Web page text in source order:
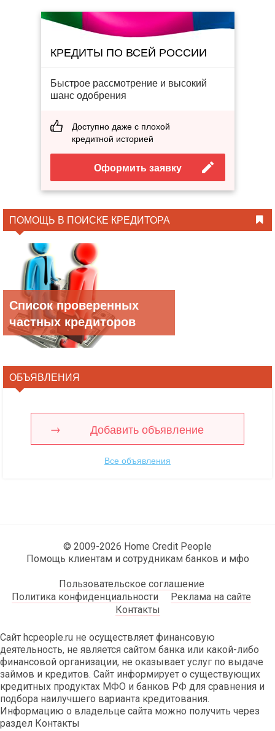
КРЕДИТЫ ПО ВСЕЙ РОССИИ
Быстрое рассмотрение и высокий
шанс одобрения
Доступно даже с плохой
кредитной историей
Оформить заявку
ПОМОЩЬ В ПОИСКЕ КРЕДИТОРА
Список проверенных
частных кредиторов
ОБЪЯВЛЕНИЯ
Добавить объявление
Все объявления
© 2009-2026 Home Credit People
Помощь клиентам и сотрудникам банков и мфо
Пользовательское соглашение
Политика конфиденциальности
Реклама на сайте
Контакты
Сайт hcpeople.ru не осуществляет финансовую
деятельность, не является сайтом банка или какой-либо
финансовой организации, не оказывает услуг по выдаче
займов и кредитов. Сайт информирует о существующих
кредитных продуктах МФО и банков РФ для сравнения и
подбора наилучшего варианта кредитования.
Информацию о владельце сайта можно получить через
раздел Контакты